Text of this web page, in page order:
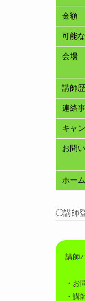
金額
可能
会場
講師歴
連絡
キャ
お問
ホー
◯講師
講師
・お
・講